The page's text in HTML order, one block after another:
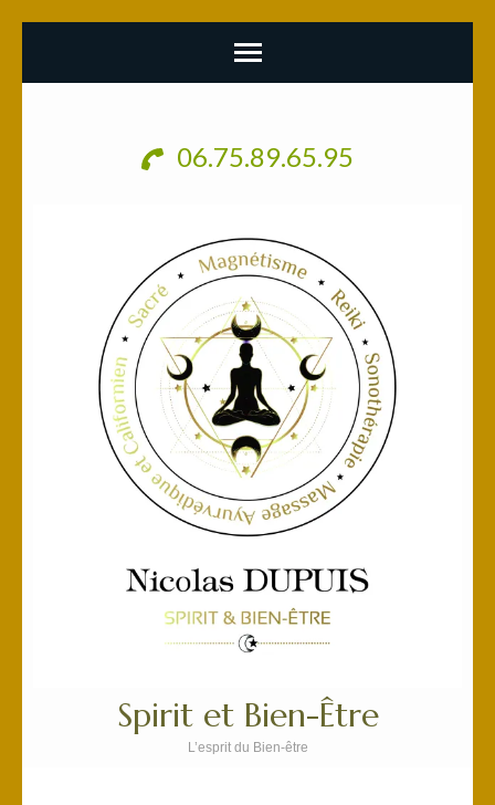
06.75.89.65.95
Spirit et Bien-Être
L’esprit du Bien-être